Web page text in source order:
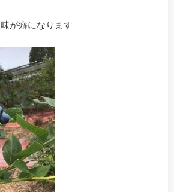
が癖になります